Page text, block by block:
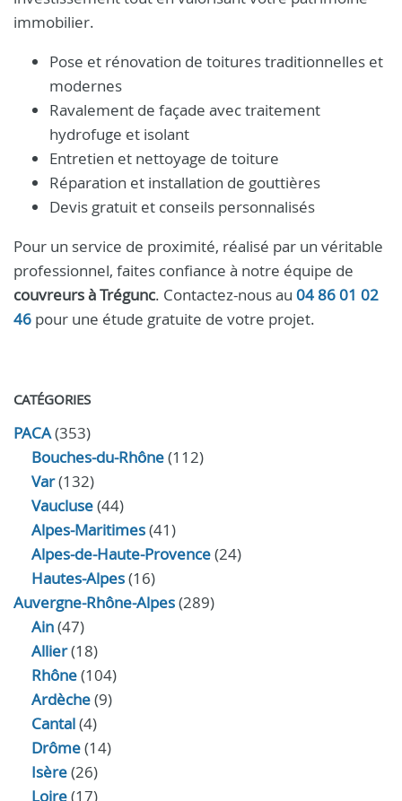
immobilier.
Pose et rénovation de toitures traditionnelles et
modernes
Ravalement de façade avec traitement
hydrofuge et isolant
Entretien et nettoyage de toiture
Réparation et installation de gouttières
Devis gratuit et conseils personnalisés
Pour un service de proximité, réalisé par un véritable
professionnel, faites confiance à notre équipe de
couvreurs à Trégunc. Contactez-nous au 04 86 01 02
46 pour une étude gratuite de votre projet.
CATÉGORIES
PACA(353)
Bouches-du-Rhône(112)
Var(132)
Vaucluse(44)
Alpes-Maritimes(41)
Alpes-de-Haute-Provence(24)
Hautes-Alpes(16)
Auvergne-Rhône-Alpes(289)
Ain(47)
Allier(18)
Rhône(104)
Ardèche(9)
Cantal(4)
Drôme(14)
Isère(26)
Loire(17)